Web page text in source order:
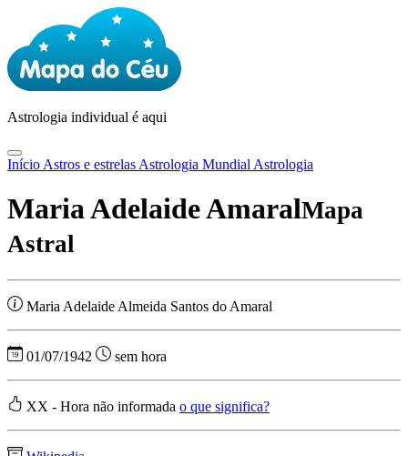
Astrologia individual é aqui
Início Astros e estrelas Astrologia Mundial Astrologia
Maria Adelaide AmaralMapa
Astral
Maria Adelaide Almeida Santos do Amaral
01/07/1942 sem hora
XX - Hora não informada o que significa?